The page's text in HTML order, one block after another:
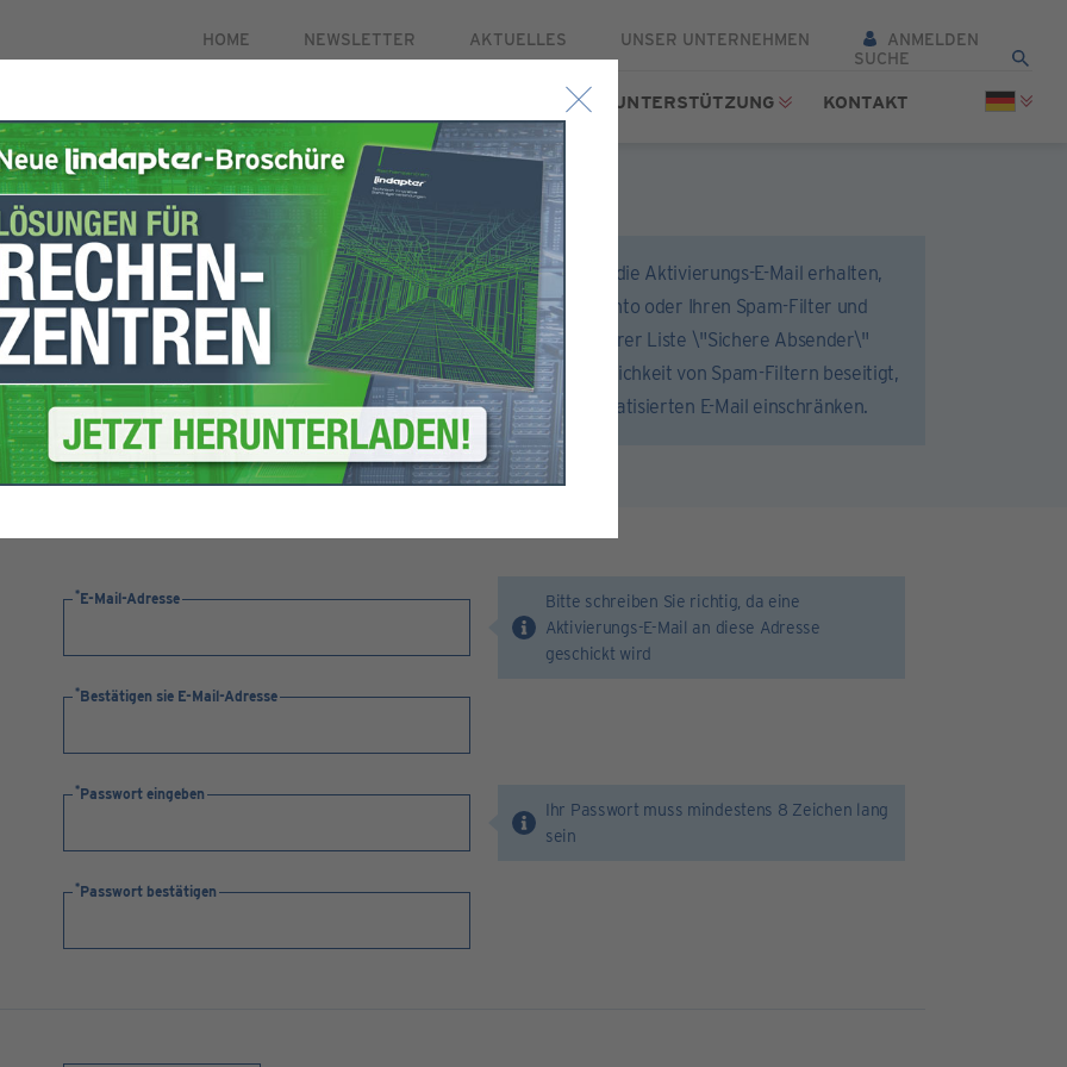
HOME NEWSLETTER AKTUELLES UNSER UNTERNEHMEN ANMELDEN
HILFSMITTEL UNTERSTÜTZUNG KONTAKT
aus.
zu aktivieren.
Um sicherzustellen, dass Sie die Aktivierungs-E-Mail erhalten,
öffnen Sie bitte Ihr E-Mail-Konto oder Ihren Spam-Filter und
fügen Sie lindapter.com zu Ihrer Liste \"Sichere Absender\"
hinzu. Dadurch wird die Möglichkeit von Spam-Filtern beseitigt,
die die Zustellung der automatisierten E-Mail einschränken.
E-Mail-Adresse
Bitte schreiben Sie richtig, da eine
Aktivierungs-E-Mail an diese Adresse
geschickt wird
Bestätigen sie E-Mail-Adresse
Passwort eingeben
Ihr Passwort muss mindestens 8 Zeichen lang
sein
Passwort bestätigen